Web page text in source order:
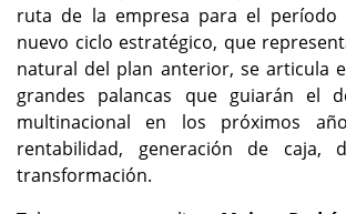
ruta de la empresa para el período
nuevo ciclo estratégico, que
natural del plan anterior, se articula
grandes palancas que guiarán el
multinacional en los próximos
rentabilidad, generación de caja,
transformación.